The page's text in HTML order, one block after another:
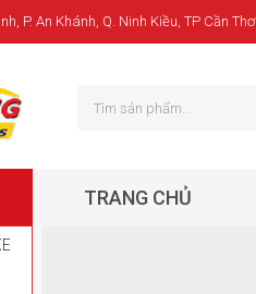
P. An Khánh, Q. Ninh Kiều, TP Cần Thơ
TRANG CHỦ